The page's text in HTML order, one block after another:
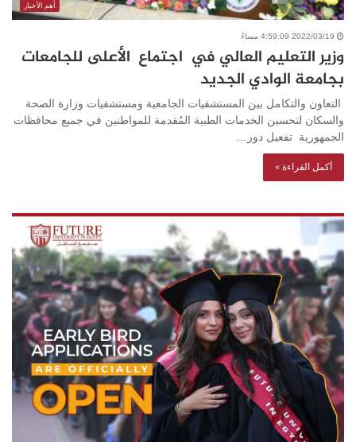
أهم الأخبار
2022/03/19 4:59:09 مساءً
وزير التعليم العالي في اجتماع الأعلى للجامعات
بجامعة الوادي الجديد
التعاون والتكامل بين المستشفيات الجامعية ومستشفيات وزارة الصحة
والسكان لتحسين الخدمات الطبية المُقدمة للمواطنين في جميع محافظات
الجمهورية تفعيل دور…
أكمل القراءة »